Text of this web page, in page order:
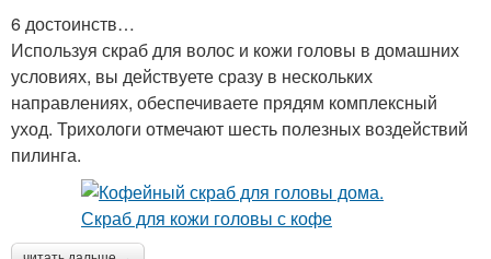
6 достоинств…
Используя скраб для волос и кожи головы в домашних
условиях, вы действуете сразу в нескольких
направлениях, обеспечиваете прядям комплексный
уход. Трихологи отмечают шесть полезных воздействий
пилинга.